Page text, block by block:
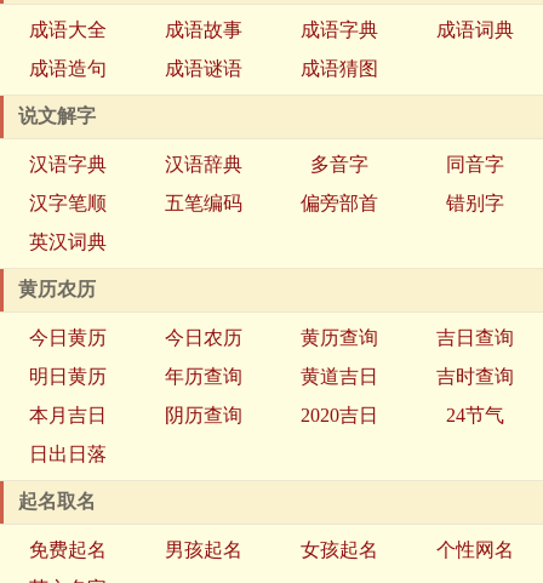
成语大全 成语故事 成语字典
成语词典
成语造句
成语谜语 成语猜图
说文解字
汉语字典 汉语辞典 多音字
同音字
汉字笔顺
五笔编码 偏旁部首
错别字
英汉词典
黄历农历
今日黄历 今日农历 黄历查询
吉日查询
明日黄历
年历查询 黄道吉日
吉时查询
本月吉日
阴历查询 2020吉日
24节气
日出日落
起名取名
免费起名 男孩起名 女孩起名
个性网名